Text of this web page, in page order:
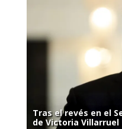
Tras el revés en el
de Victoria Villarruel